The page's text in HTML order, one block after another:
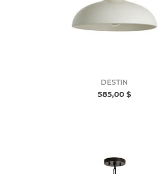
DESTIN
585,00 $